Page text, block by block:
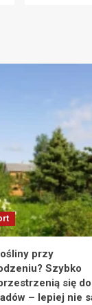
przy
Szybko
się do
– lepiej nie